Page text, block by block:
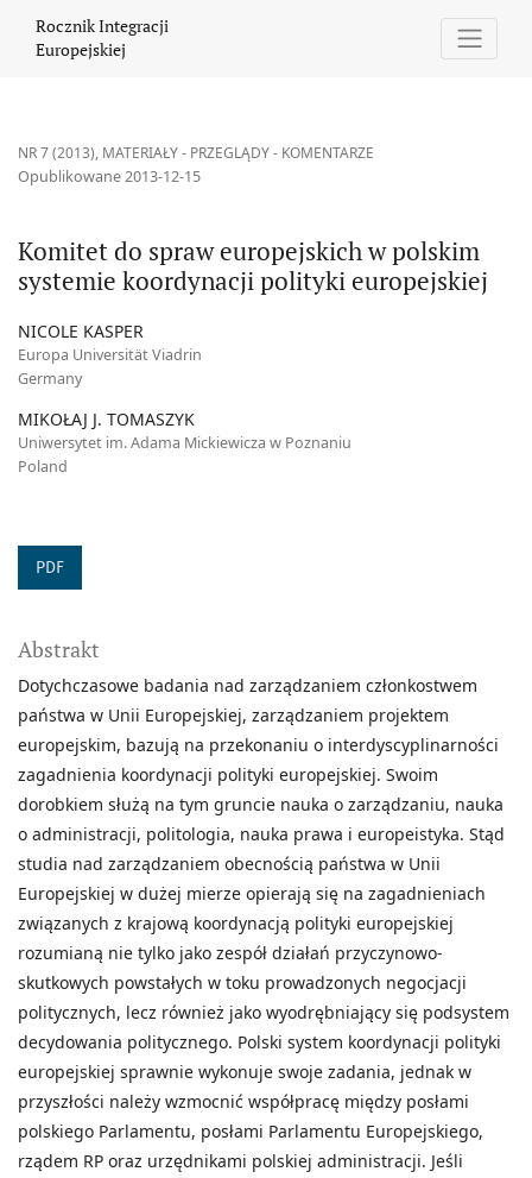
Rocznik Integracji
Europejskiej
NR 7 (2013), MATERIAŁY - PRZEGLĄDY - KOMENTARZE
Komitet do spraw europejskich w polskim
systemie koordynacji polityki europejskiej
Opublikowane 2013-12-15
NICOLE KASPER
Europa Universität Viadrin
Germany
MIKOŁAJ J. TOMASZYK
Uniwersytet im. Adama Mickiewicza w Poznaniu
Poland
PDF
Abstrakt
Dotychczasowe badania nad zarządzaniem członkostwem
państwa w Unii Europejskiej, zarządzaniem projektem
europejskim, bazują na przekonaniu o interdyscyplinarności
zagadnienia koordynacji polityki europejskiej. Swoim
dorobkiem służą na tym gruncie nauka o zarządzaniu, nauka
o administracji, politologia, nauka prawa i europeistyka. Stąd
studia nad zarządzaniem obecnością państwa w Unii
Europejskiej w dużej mierze opierają się na zagadnieniach
związanych z krajową koordynacją polityki europejskiej
rozumianą nie tylko jako zespół działań przyczynowo-
skutkowych powstałych w toku prowadzonych negocjacji
politycznych, lecz również jako wyodrębniający się podsystem
decydowania politycznego. Polski system koordynacji polityki
europejskiej sprawnie wykonuje swoje zadania, jednak w
przyszłości należy wzmocnić współpracę między posłami
polskiego Parlamentu, posłami Parlamentu Europejskiego,
rządem RP oraz urzędnikami polskiej administracji. Jeśli